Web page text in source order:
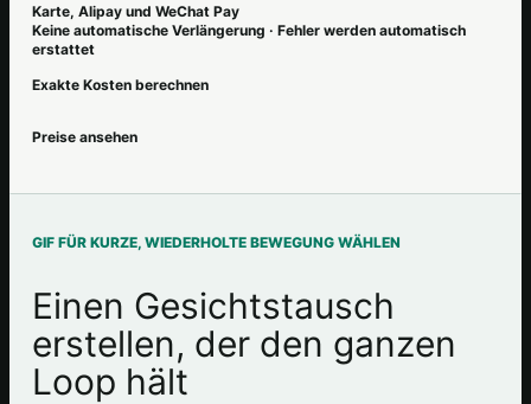
Karte, Alipay und WeChat Pay
Keine automatische Verlängerung · Fehler werden automatisch
erstattet
Exakte Kosten berechnen
Preise ansehen
GIF FÜR KURZE, WIEDERHOLTE BEWEGUNG WÄHLEN
Einen Gesichtstausch
erstellen, der den ganzen
Loop hält